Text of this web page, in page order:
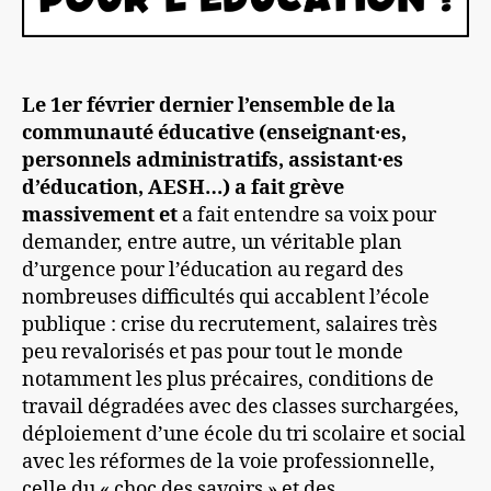
Le 1er février dernier l’ensemble de la
communauté éducative (enseignant·es,
personnels administratifs, assistant·es
d’éducation, AESH…) afait grève
massivementet a fait entendre sa voix pour
demander, entre autre, un véritable plan
d’urgence pour l’éducation au regard des
nombreuses difficultés qui accablent l’école
publique : crise du recrutement, salaires très
peu revalorisés et pas pour tout le monde
notamment les plus précaires, conditions de
travail dégradées avec des classes surchargées,
déploiement d’une école du tri scolaire et social
avec les réformes de la voie professionnelle,